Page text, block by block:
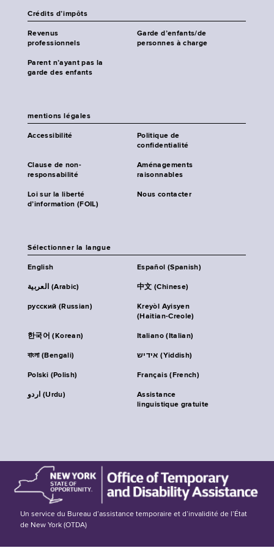
Crédits d’impôts
Revenus
professionnels
Garde d’enfants/de
personnes à charge
Parent n’ayant pas la
garde des enfants
mentions légales
Accessibilité
Politique de
confidentialité
Clause de non-
responsabilité
Aménagements
raisonnables
Loi sur la liberté
d’information (FOIL)
Nous contacter
Sélectionner la langue
English Español (Spanish)
العربية (Arabic) 中文 (Chinese)
русский (Russian)
Kreyòl Ayisyen
(Haitian-Creole)
한국어 (Korean) Italiano (Italian)
বাংলা (Bengali) אידיש (Yiddish)
Polski (Polish) Français (French)
اردو (Urdu)
Assistance
linguistique gratuite
Un service du Bureau d’assistance temporaire et d’invalidité de l’État
de New York (OTDA)